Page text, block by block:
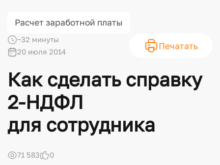
Расчет заработной платы
~32 минуты
20 июля 2014
Печатать
Как сделать справку
2-НДФЛ
для сотрудника
71 583 0